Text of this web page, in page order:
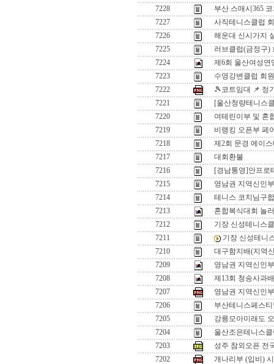
7228
부산 스매시365
7227
사직테니스클럽
7226
해운대 신시가지
7225
러브클럽(금정구)
7224
제6회 울산여성연
7223
수영강변클럽 회
7222
🎾코트임대 📌 정
7221
[울산청량테니스
7220
여테린이부 및 혼
7219
비랭킹 오픈부 페
7218
제2회 문경 에이
7217
대회환불
7216
[경남통영]안프로
7215
영남권 지역신인부
7214
테니스 코치님구
7213
혼합복식대회 놀
7212
기장 신성테니스
7211
기장 신성테니
7210
대구함지배(지역
7209
영남권 지역신인
7208
제13회 청송사과
7207
영남권 지역신인
7206
부산테니스페스
7205
강릉모아미래도
7204
울산조은테니스
7203
성주 참외오픈 전
7202
개나리부 (입비)